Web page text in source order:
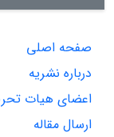
صفحه اصلی
درباره نشریه
اعضای هیات
ارسال مقاله